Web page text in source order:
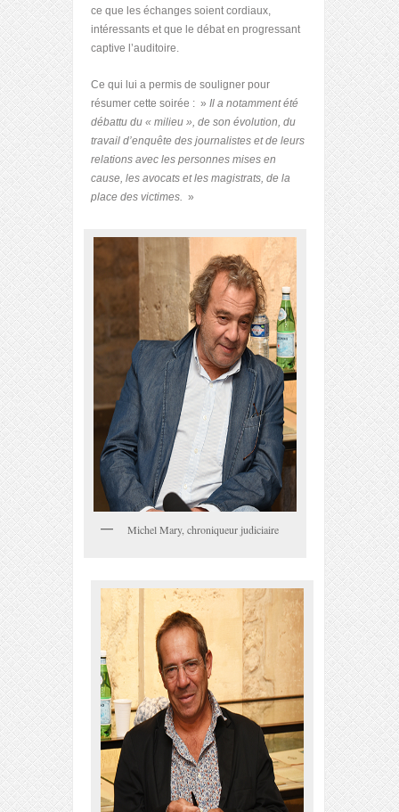
ce que les échanges soient cordiaux,
intéressants et que le débat en progressant
captive l’auditoire.
Ce qui lui a permis de souligner pour
résumer cette soirée : » Il a notamment été
débattu du « milieu », de son évolution, du
travail d’enquête des journalistes et de leurs
relations avec les personnes mises en
cause, les avocats et les magistrats, de la
place des victimes. »
Michel Mary, chroniqueur judiciaire